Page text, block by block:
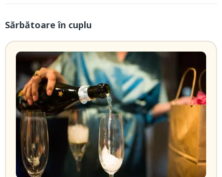
Sărbătoare în cuplu